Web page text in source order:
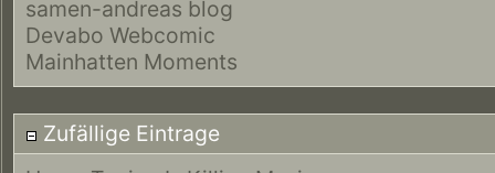
samen-andreas blog
Devabo Webcomic
Mainhatten Moments
Zufällige Eintrage